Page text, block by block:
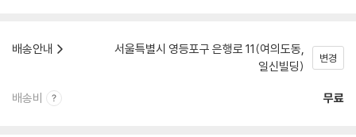
배송안내
서울특별시 영등포구 은행로 11(여의도동,
일신빌딩)
변경
배송비 무료